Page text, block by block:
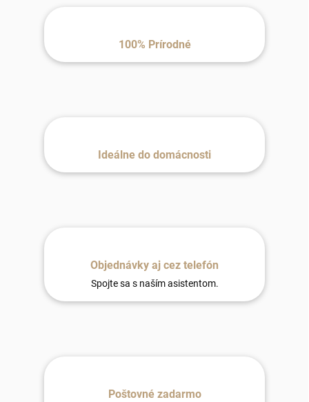
100% Prírodné
Ideálne do domácnosti
Objednávky aj cez telefón
Spojte sa s naším asistentom.
Poštovné zadarmo